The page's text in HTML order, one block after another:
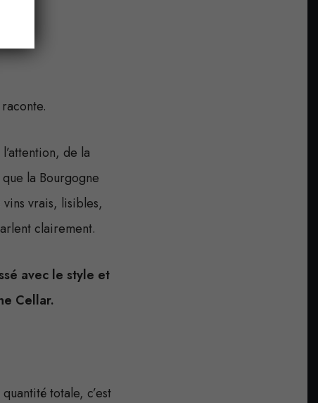
de la
la Bourgogne
vrais, lisibles,
clairement.
avec le style et
Cellar.
totale, c’est